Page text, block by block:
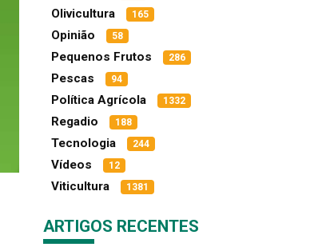
Olivicultura 165
Opinião 58
Pequenos Frutos 286
Pescas 94
Política Agrícola 1332
Regadio 188
Tecnologia 244
Vídeos 12
Viticultura 1381
ARTIGOS RECENTES